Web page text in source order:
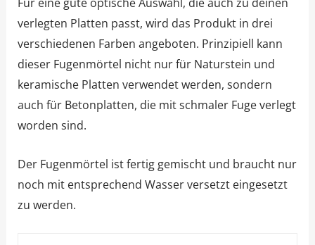
verlegten Platten passt, wird das Produkt in drei
verschiedenen Farben angeboten. Prinzipiell kann
dieser Fugenmörtel nicht nur für Naturstein und
keramische Platten verwendet werden, sondern
auch für Betonplatten, die mit schmaler Fuge verlegt
worden sind.
Der Fugenmörtel ist fertig gemischt und braucht nur
noch mit entsprechend Wasser versetzt eingesetzt
zu werden.